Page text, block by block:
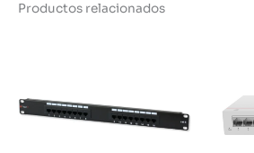
Productos relacionados